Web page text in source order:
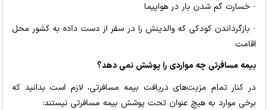
· خسارت گم شدن بار در هواپیما
· بازگرداندن کودکی که والدینش را در سفر از دست داده به کشور محل
اقامت
بیمه مسافرتی چه مواردی را پوشش نمی دهد؟
در کنار تمام مزیت‌های دریافت بیمه مسافرتی، لازم است بدانید که
برخی موارد به هیچ عنوان تحت پوشش بیمه مسافرتی نیستند: